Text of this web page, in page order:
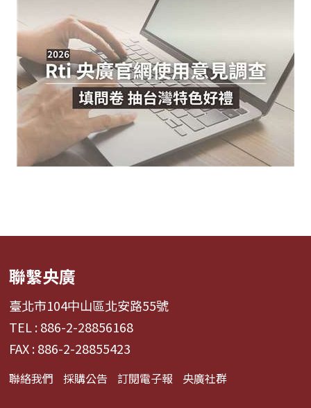
聯繫央廣
臺北市104中山區北安路55號
TEL : 886-2-28856168
FAX : 886-2-28855423
聯絡我們 採購公告 訂閱電子報 央廣社群